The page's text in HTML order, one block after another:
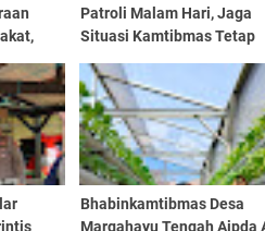
Patroli Malam Hari, Jaga
Situasi Kamtibmas Tetap
Polsek Soreang
Bhabinkamtibmas Desa
Margahayu Tengah Aipda